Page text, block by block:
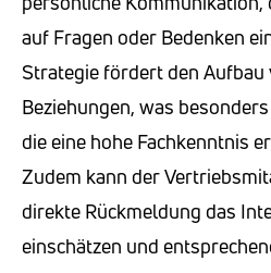
auf Fragen oder Bedenken
Strategie fördert den Aufbau
Beziehungen, was
die eine hohe Fachkenntnis
Zudem kann der
direkte Rückmeldung das
einschätzen und